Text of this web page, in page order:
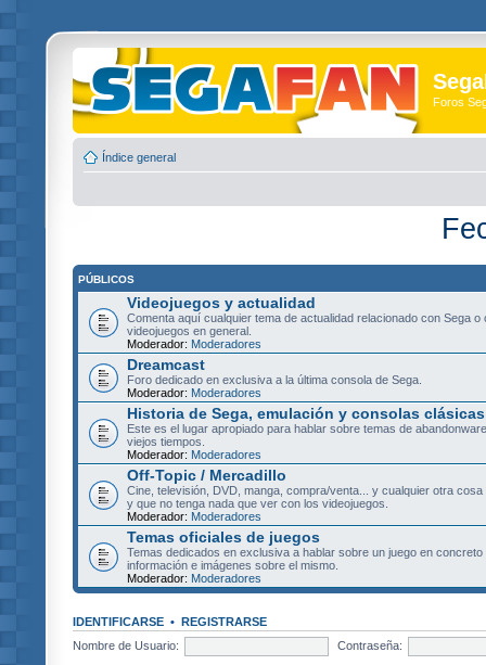
Foros
Índice general
PÚBLICOS
Videojuegos y actualidad
Comenta aquí cualquier tema de actualidad relacionado con Sega o
videojuegos en general.
Moderador: Moderadores
Dreamcast
Foro dedicado en exclusiva a la última consola de Sega.
Moderador: Moderadores
Historia de Sega, emulación y consolas clásicas
Este es el lugar apropiado para hablar sobre temas de
viejos tiempos.
Moderador: Moderadores
Off-Topic / Mercadillo
Cine, televisión, DVD, manga, compra/venta... y cualquier otra
y que no tenga nada que ver con los videojuegos.
Moderador: Moderadores
Temas oficiales de juegos
Temas dedicados en exclusiva a hablar sobre un juego en concreto
información e imágenes sobre el mismo.
Moderador: Moderadores
IDENTIFICARSE • REGISTRARSE
Nombre de Usuario:
Contraseña: